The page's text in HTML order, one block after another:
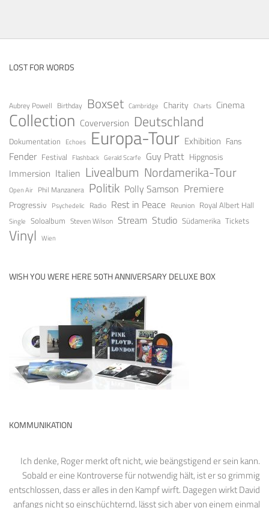
LOST FOR WORDS
Aubrey Powell Birthday Boxset Cambridge Charity Charts Cinema
Collection Coverversion Deutschland
Dokumentation Echoes Europa-Tour Exhibition Fans
Fender Festival Flashback Gerald Scarfe Guy Pratt Hipgnosis
Immersion Italien Livealbum Nordamerika-Tour
Open Air Phil Manzanera Politik Polly Samson Premiere
Progressiv Psychedelic Radio Rest in Peace Reunion Royal Albert Hall
Single Soloalbum Steven Wilson Stream Studio Südamerika Tickets
Vinyl Wien
WISH YOU WERE HERE 50TH ANNIVERSARY DELUXE BOX
KOMMUNIKATION
Ich denke, Roger merkt oft nicht, wie beängstigend er sein kann.
Sobald er eine Kontroverse für notwendig hält, ist er so grimmig
entschlossen, dass er alles in den Kampf wirft. Dagegen wirkt David
anfangs nicht so einschüchternd, lässt sich aber von einem einmal